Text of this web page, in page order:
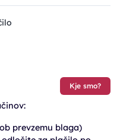
Kje smo?
prevzemu blaga)